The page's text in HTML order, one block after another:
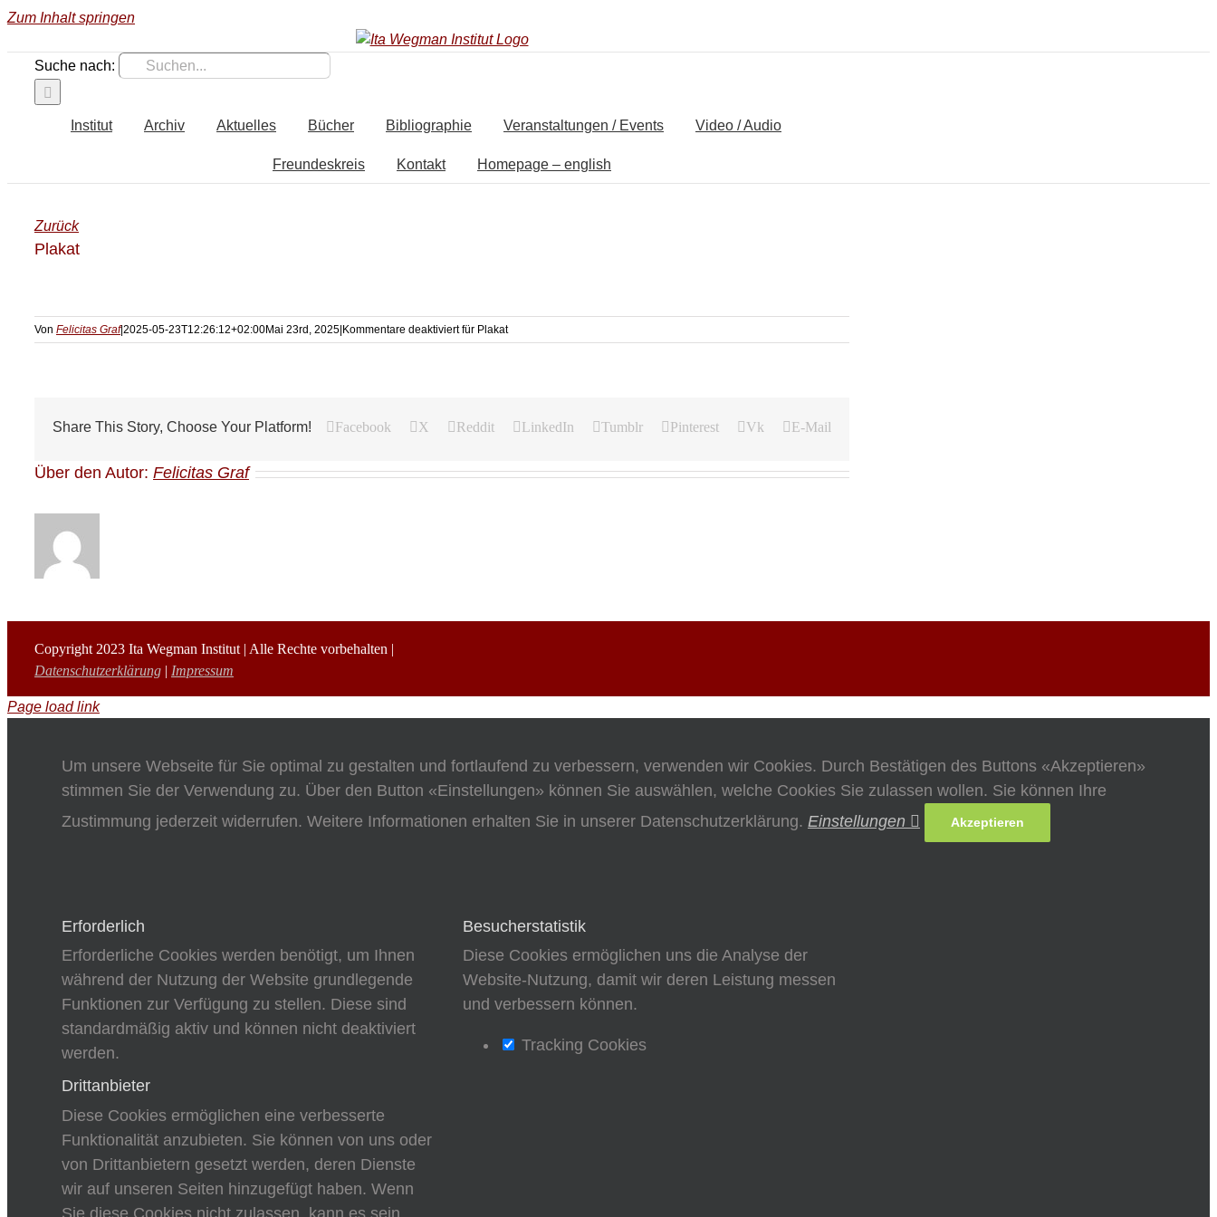
Zum Inhalt springen
Suche nach:
Institut Archiv Aktuelles Bücher Bibliographie Veranstaltungen / Events Video / Audio
Freundeskreis Kontakt Homepage – english
Zurück
Plakat
Von Felicitas Graf|2025-05-23T12:26:12+02:00Mai 23rd, 2025 Kommentare deaktiviertfür Plakat
Share This Story, Choose Your Platform! Facebook X Reddit LinkedIn Tumblr Pinterest Vk E-Mail
Über den Autor: Felicitas Graf
Copyright 2023 Ita Wegman Institut | Alle Rechte vorbehalten |
Datenschutzerklärung | Impressum
Page load link
Um unsere Webseite für Sie optimal zu gestalten und fortlaufend zu verbessern, verwenden wir Cookies. Durch Bestätigen des Buttons «Akzeptieren»
stimmen Sie der Verwendung zu. Über den Button «Einstellungen» können Sie auswählen, welche Cookies Sie zulassen wollen. Sie können Ihre
Zustimmung jederzeit widerrufen. Weitere Informationen erhalten Sie in unserer Datenschutzerklärung. Einstellungen Akzeptieren
Erforderlich
Erforderliche Cookies werden benötigt, um Ihnen
während der Nutzung der Website grundlegende
Funktionen zur Verfügung zu stellen. Diese sind
standardmäßig aktiv und können nicht deaktiviert
werden.
Besucherstatistik
Diese Cookies ermöglichen uns die Analyse der
Website-Nutzung, damit wir deren Leistung messen
und verbessern können.
Tracking Cookies
Drittanbieter
Diese Cookies ermöglichen eine verbesserte
Funktionalität anzubieten. Sie können von uns oder
von Drittanbietern gesetzt werden, deren Dienste
wir auf unseren Seiten hinzugefügt haben. Wenn
Sie diese Cookies nicht zulassen, kann es sein,